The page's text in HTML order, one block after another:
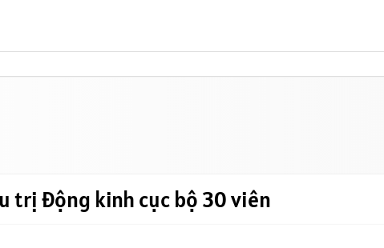
trị động kinh cục bộ 30 viên